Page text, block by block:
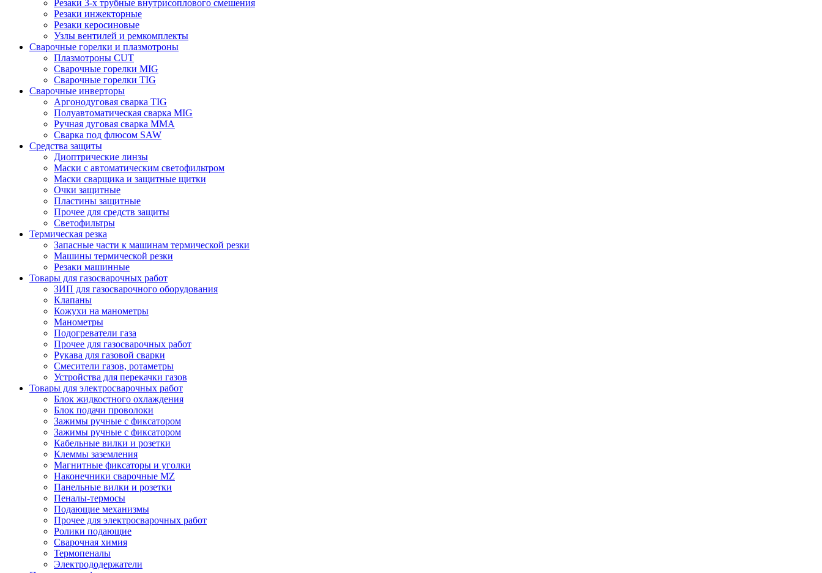
Резаки 3-х трубные внутрисоплового смешения
Резаки инжекторные
Резаки керосиновые
Узлы вентилей и ремкомплекты
Сварочные горелки и плазмотроны
Плазмотроны CUT
Сварочные горелки MIG
Сварочные горелки TIG
Сварочные инверторы
Аргонодуговая сварка TIG
Полуавтоматическая сварка MIG
Ручная дуговая сварка MMA
Сварка под флюсом SAW
Средства защиты
Диоптрические линзы
Маски с автоматическим светофильтром
Маски сварщика и защитные щитки
Очки защитные
Пластины защитные
Прочее для средств защиты
Светофильтры
Термическая резка
Запасные части к машинам термической резки
Машины термической резки
Резаки машинные
Товары для газосварочных работ
ЗИП для газосварочного оборудования
Клапаны
Кожухи на манометры
Манометры
Подогреватели газа
Прочее для газосварочных работ
Рукава для газовой сварки
Смесители газов, ротаметры
Устройства для перекачки газов
Товары для электросварочных работ
Блок жидкостного охлаждения
Блок подачи проволоки
Зажимы ручные с фиксатором
Зажимы ручные с фиксатором
Кабельные вилки и розетки
Клеммы заземления
Магнитные фиксаторы и уголки
Наконечники сварочные MZ
Панельные вилки и розетки
Пеналы-термосы
Подающие механизмы
Прочее для электросварочных работ
Ролики подающие
Сварочная химия
Термопеналы
Электрододержатели